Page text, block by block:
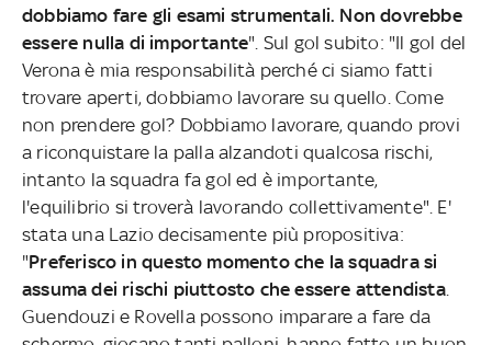
dobbiamo fare gli esami strumentali. Non dovrebbe
essere nulla di importante". Sul gol subito: "Il gol del
Verona è mia responsabilità perché ci siamo fatti
trovare aperti, dobbiamo lavorare su quello. Come
non prendere gol? Dobbiamo lavorare, quando provi
a riconquistare la palla alzandoti qualcosa rischi,
intanto la squadra fa gol ed è importante,
l'equilibrio si troverà lavorando collettivamente". E'
stata una Lazio decisamente più propositiva:
"Preferisco in questo momento che la squadra si
assuma dei rischi piuttosto che essere attendista.
Guendouzi e Rovella possono imparare a fare da